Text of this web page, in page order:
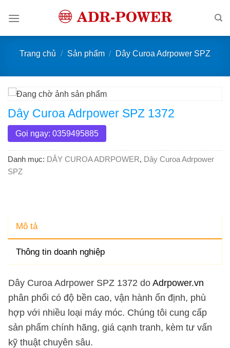
qua
Trang chủ / Sản phẩm / Dây Curoa Adrpower SPZ
Dây Curoa Adrpower SPZ 1372
Gọi ngay: 0359495885
Danh mục: DÂY CUROA ADRPOWER, Dây Curoa Adrpower
SPZ
Mô tả
Thông tin doanh nghiệp
Dây Curoa Adrpower SPZ 1372 doAdrpower.vn
phân phối có độ bền cao, vận hành ổn định, phù
hợp với nhiều loại máy móc. Chúng tôi cung cấp
sản phẩm chính hãng, giá cạnh tranh, kèm tư vấn
kỹ thuật chuyên sâu.